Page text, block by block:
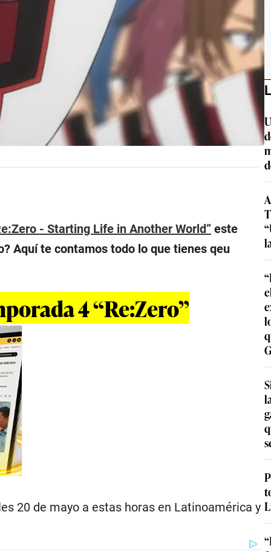
- Starting Life in Another World” este
Aquí te contamos todo lo que tienes qeu
4 “Re:Zero”
20 de mayo a estas horas en Latinoamérica y